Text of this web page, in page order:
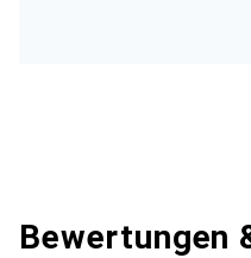
Bewertungen